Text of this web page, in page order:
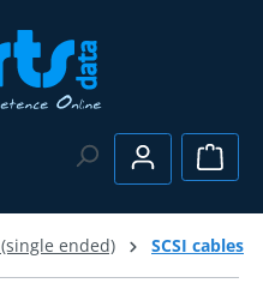
ended) SCSI cables